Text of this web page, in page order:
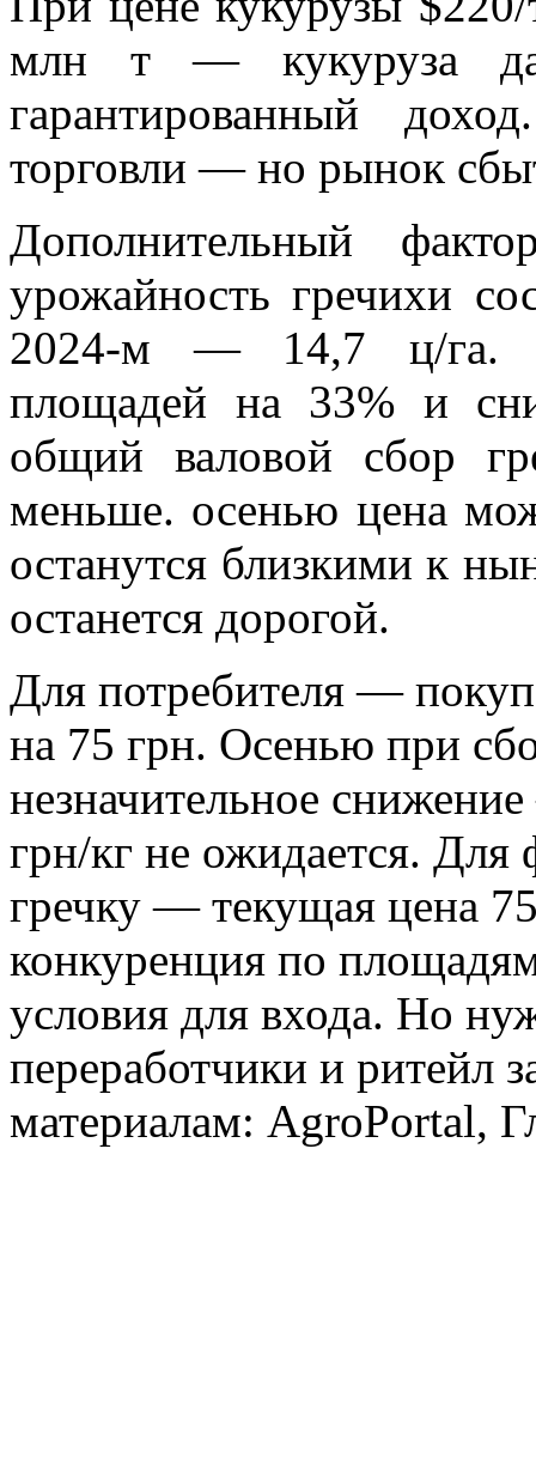
млн т — кукуруза
гарантированный
торговли — но рынок
Дополнительный
урожайность гречихи
2024-м — 14,7 ц/га.
площадей на 33% и
общий валовой сбор
меньше. осенью цена
останутся близкими к
останется дорогой.
Для потребителя —
на 75 грн. Осенью при
незначительное
грн/кг не ожидается.
гречку — текущая цена
конкуренция по
условия для входа. Но
переработчики и ритейл
материалам: AgroPortal,